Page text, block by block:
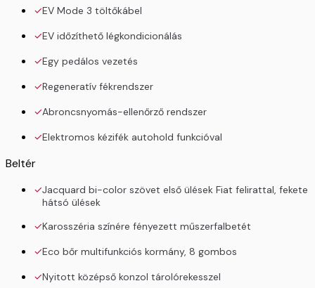
EV Mode 3 töltőkábel
EV időzíthető légkondicionálás
Egy pedálos vezetés
Regeneratív fékrendszer
Abroncsnyomás-ellenőrző rendszer
Elektromos kézifék autohold funkcióval
Beltér
Jacquard bi-color szövet első ülések Fiat felirattal, fekete
hátsó ülések
Karosszéria színére fényezett műszerfalbetét
Eco bőr multifunkciós kormány, 8 gombos
Nyitott középső konzol tárolórekesszel